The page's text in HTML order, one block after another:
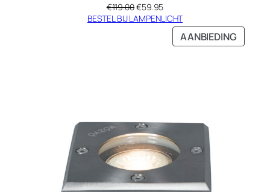
€119.00Oorspronkelijke
prijs
€59.95Huidige
prijs
€59.95.
BESTEL BIJ LAMPENLICHT
AANBIEDING
IN